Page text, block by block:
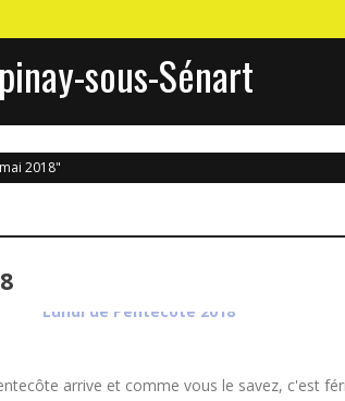
sous-Sénart
2018"
arrive et comme vous le savez, c'est